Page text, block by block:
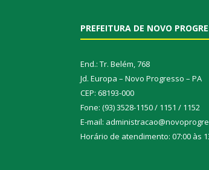
PREFEITURA DE NOVO
End.: Tr. Belém, 768
Jd. Europa – Novo Progresso – PA
CEP: 68193-000
Fone: (93) 3528-1150 / 1151 / 1152
E-mail:
Horário de atendimento: 07:00 às